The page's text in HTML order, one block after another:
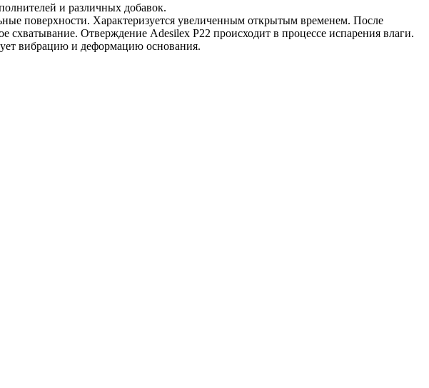
и различных добавок.
поверхности. Характеризуется увеличенным открытым временем. После
схватывание. Отверждение Adesilex P22 происходит в процессе испарения влаги.
вибрацию и деформацию основания.